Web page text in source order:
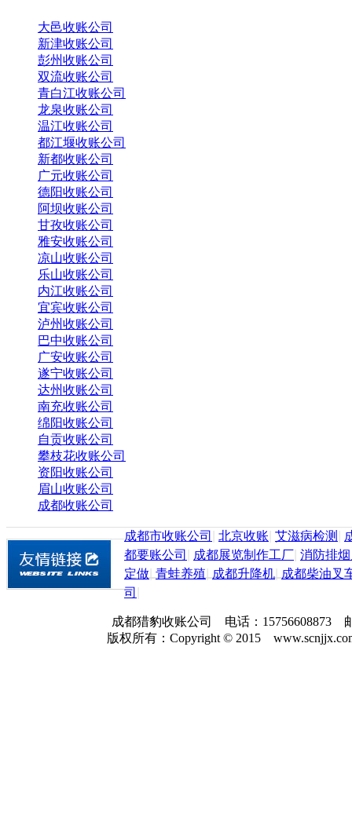
大邑收账公司
新津收账公司
彭州收账公司
双流收账公司
青白江收账公司
龙泉收账公司
温江收账公司
都江堰收账公司
新都收账公司
广元收账公司
德阳收账公司
阿坝收账公司
甘孜收账公司
雅安收账公司
凉山收账公司
乐山收账公司
内江收账公司
宜宾收账公司
泸州收账公司
巴中收账公司
广安收账公司
遂宁收账公司
达州收账公司
南充收账公司
绵阳收账公司
自贡收账公司
攀枝花收账公司
资阳收账公司
眉山收账公司
成都收账公司
成都市收账公司 北京收账 艾滋病检测
都要账公司
成都展览制作工厂 消防排
定做 青蛙养殖 成都升降机 成都柴油叉
司
成都猎豹收账公司 电话：15756608873
版权所有：Copyright © 2015